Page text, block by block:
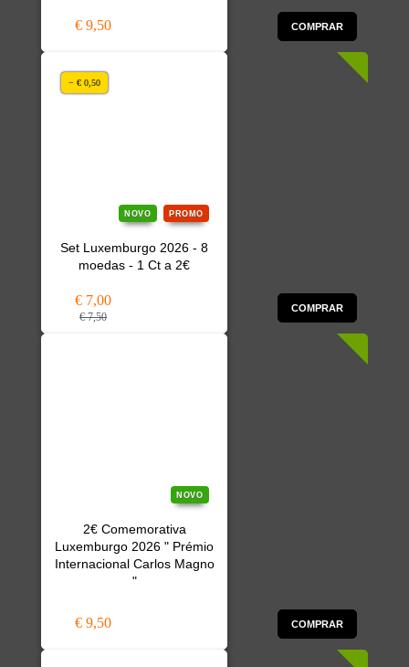
€ 9,50 COMPRAR
NOVO PROMO
Set Luxemburgo 2026 - 8
moedas - 1 Ct a 2€
€ 7,00
€ 7,50
COMPRAR
− € 0,50
NOVO
2€ Comemorativa
Luxemburgo 2026 " Prémio
Internacional Carlos Magno
"
€ 9,50 COMPRAR